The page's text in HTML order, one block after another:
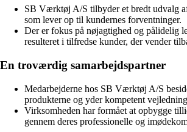
SB Værktøj A/S tilbyder et bredt udvalg
som lever op til kundernes forventninger.
Der er fokus på nøjagtighed og pålidelig
resulteret i tilfredse kunder, der vender
En troværdig samarbejdspartner
Medarbejderne hos SB Værktøj A/S
produkterne og yder kompetent
Virksomheden har formået at opbygge
gennem deres professionelle og